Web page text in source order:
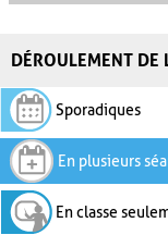
DÉROULEMENT DE
Sporadiques
En plusieurs
En classe